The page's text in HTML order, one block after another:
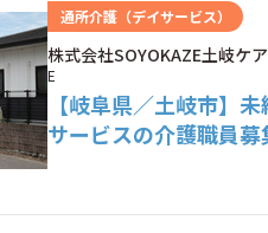
通所介護（デイサービス）
株式会社SOYOKAZE土岐ケ
E
【岐阜県／土岐市】
サービスの介護職員